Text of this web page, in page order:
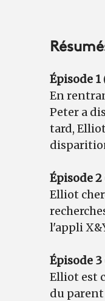
Épisode 1
En
Peter a
tard,
Épisode 2
Elliot
l'appli
Épisode 3
Elliot est
du